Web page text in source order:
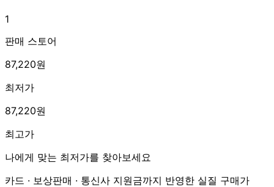
1
판매 스토어
87,220원
최저가
87,220원
최고가
나에게 맞는 최저가를 찾아보세요
카드 · 보상판매 · 통신사 지원금까지 반영한 실질 구매가